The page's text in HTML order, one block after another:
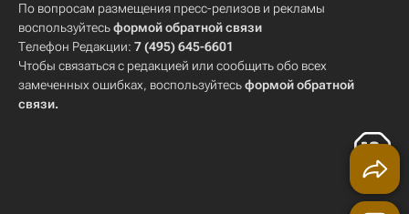
По вопросам размещения пресс-релизов и рекламы
воспользуйтесьформой обратной связи
Телефон Редакции: 7 (495) 645-6601
Чтобы связаться с редакцией или сообщить обо всех
замеченных ошибках, воспользуйтесьформой обратной
связи.